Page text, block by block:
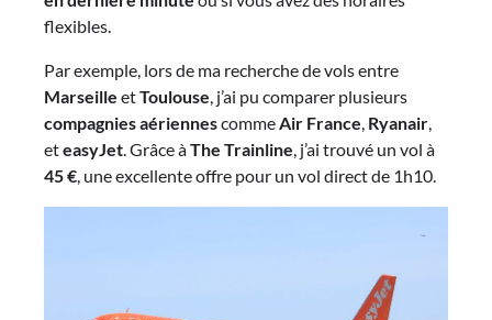
flexibles.
Par exemple, lors de ma recherche de vols entre
Marseille etToulouse, j’ai pu comparer plusieurs
compagnies aériennescommeAir France, Ryanair,
eteasyJet. Grâce àThe Trainline, j’ai trouvé un vol à
45 €, une excellente offre pour un vol direct de 1h10.